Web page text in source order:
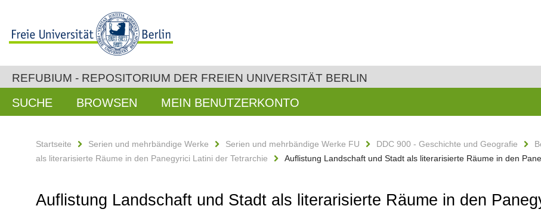
REFUBIUM - REPOSITORIUM DER FREIEN UNIVERSITÄT BERLIN
SUCHE BROWSEN MEIN BENUTZERKONTO
Startseite Serien und mehrbändige Werke Serien und mehrbändige Werke FU DDC 900 - Geschichte und Geografie
als literarisierte Räume in den Panegyrici Latini der Tetrarchie
Auflistung Landschaft und Stadt als literarisierte Räume in den
Auflistung Landschaft und Stadt als literarisierte Räume in den